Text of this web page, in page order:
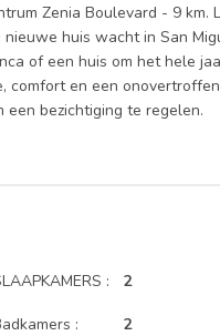
Zenia Boulevard - 9 km.
nieuwe huis wacht in San
of een huis om het hele
comfort en een
een bezichtiging te regelen.
:
:
2
2